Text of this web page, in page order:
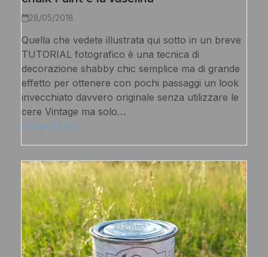
28/05/2018
Quella che vedete illustrata qui sotto in un breve
TUTORIAL fotografico è una tecnica di
decorazione shabby chic semplice ma di grande
effetto per ottenere con pochi passaggi un look
invecchiato davvero originale senza utilizzare le
cere Vintage ma solo…
Scopri di più